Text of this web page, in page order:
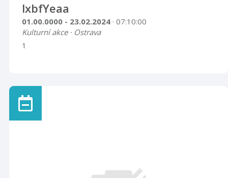
lxbfYeaa
01.00.0000 - 23.02.2024 · 07:10:00
Kulturní akce · Ostrava
1